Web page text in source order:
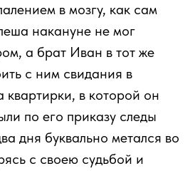
в мозгу, как сам
накануне не мог
а брат Иван в тот же
с ним свидания в
квартирки, в которой он
по его приказу следы
дня буквально метался во
с своею судьбой и